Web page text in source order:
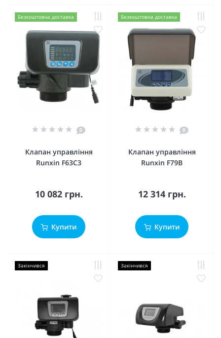
Безкоштовна доставка
0
Клапан управління
Runxin F63C3
10 082 грн.
Купити
Безкоштовна доставка
0
Клапан управління
Runxin F79B
12 314 грн.
Купити
Закінчився Закінчився